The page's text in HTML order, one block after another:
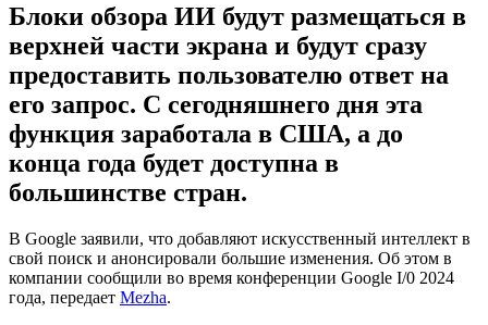
Блоки обзора ИИ будут размещаться в
верхней части экрана и будут сразу
предоставить пользователю ответ на
его запрос. С сегодняшнего дня эта
функция заработала в США, а до
конца года будет доступна в
большинстве стран.
В Google заявили, что добавляют искусственный интеллект в
свой поиск и анонсировали большие изменения. Об этом в
компании сообщили во время конференции Google I/0 2024
года, передает Мezha.